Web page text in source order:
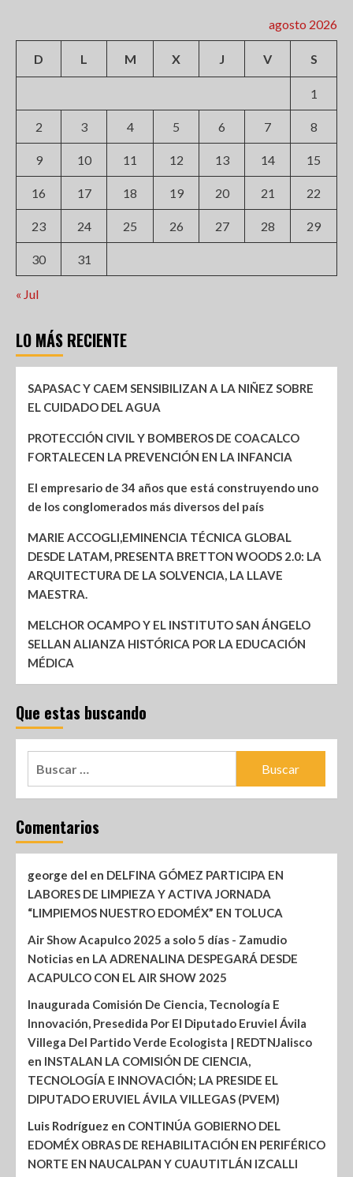
agosto 2026
D L M X J V S
1
2 3 4 5 6 7 8
9 10 11 12 13 14 15
16 17 18 19 20 21 22
23 24 25 26 27 28 29
30 31
« Jul
LO MÁS RECIENTE
SAPASAC Y CAEM SENSIBILIZAN A LA NIÑEZ SOBRE
EL CUIDADO DEL AGUA
PROTECCIÓN CIVIL Y BOMBEROS DE COACALCO
FORTALECEN LA PREVENCIÓN EN LA INFANCIA
El empresario de 34 años que está construyendo uno
de los conglomerados más diversos del país
MARIE ACCOGLI,EMINENCIA TÉCNICA GLOBAL
DESDE LATAM, PRESENTA BRETTON WOODS 2.0: LA
ARQUITECTURA DE LA SOLVENCIA, LA LLAVE
MAESTRA.
MELCHOR OCAMPO Y EL INSTITUTO SAN ÁNGELO
SELLAN ALIANZA HISTÓRICA POR LA EDUCACIÓN
MÉDICA
Que estas buscando
Comentarios
george del en DELFINA GÓMEZ PARTICIPA EN
LABORES DE LIMPIEZA Y ACTIVA JORNADA
“LIMPIEMOS NUESTRO EDOMÉX” EN TOLUCA
Air Show Acapulco 2025 a solo 5 días - Zamudio
Noticias en LA ADRENALINA DESPEGARÁ DESDE
ACAPULCO CON EL AIR SHOW 2025
Inaugurada Comisión De Ciencia, Tecnología E
Innovación, Presedida Por El Diputado Eruviel Ávila
Villega Del Partido Verde Ecologista | REDTNJalisco
en INSTALAN LA COMISIÓN DE CIENCIA,
TECNOLOGÍA E INNOVACIÓN; LA PRESIDE EL
DIPUTADO ERUVIEL ÁVILA VILLEGAS (PVEM)
Luis Rodríguez en CONTINÚA GOBIERNO DEL
EDOMÉX OBRAS DE REHABILITACIÓN EN PERIFÉRICO
NORTE EN NAUCALPAN Y CUAUTITLÁN IZCALLI